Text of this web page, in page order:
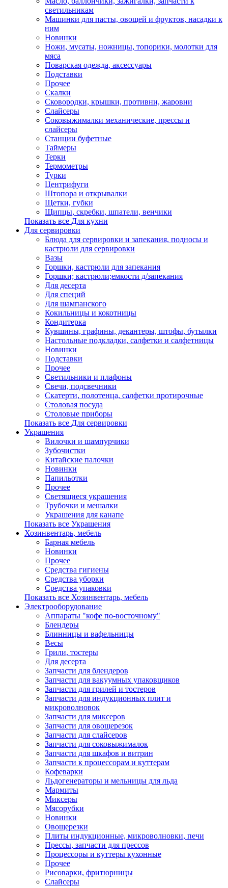
светильникам
Машинки для пасты, овощей и фруктов, насадки к
ним
Новинки
Ножи, мусаты, ножницы, топорики, молотки для
мяса
Поварская одежда, аксессуары
Подставки
Прочее
Скалки
Сковородки, крышки, противни, жаровни
Слайсеры
Соковыжималки механические, прессы и
слайсеры
Станции буфетные
Таймеры
Терки
Термометры
Турки
Центрифуги
Штопора и открывалки
Щетки, губки
Щипцы, скребки, шпатели, венчики
Показать все Для кухни
Для сервировки
Блюда для сервировки и запекания, подносы и
кастрюли для сервировки
Вазы
Горшки, кастрюли для запекания
Горшки; кастрюли;емкости д/запекания
Для десерта
Для специй
Для шампанского
Кокильницы и кокотницы
Кондитерка
Кувшины, графины, декантеры, штофы, бутылки
Настольные подкладки, салфетки и салфетницы
Новинки
Подставки
Прочее
Светильники и плафоны
Свечи, подсвечники
Скатерти, полотенца, салфетки протирочные
Столовая посуда
Столовые приборы
Показать все Для сервировки
Украшения
Вилочки и шампурчики
Зубочистки
Китайские палочки
Новинки
Папильотки
Прочее
Светящиеся украшения
Трубочки и мешалки
Украшения для канапе
Показать все Украшения
Хозинвентарь, мебель
Барная мебель
Новинки
Прочее
Средства гигиены
Средства уборки
Средства упаковки
Показать все Хозинвентарь, мебель
Электрооборудование
Аппараты "кофе по-восточному"
Блендеры
Блинницы и вафельницы
Весы
Грили, тостеры
Для десерта
Запчасти для блендеров
Запчасти для вакуумных упаковщиков
Запчасти для грилей и тостеров
Запчасти для индукционных плит и
микроволновок
Запчасти для миксеров
Запчасти для овощерезок
Запчасти для слайсеров
Запчасти для соковыжималок
Запчасти для шкафов и витрин
Запчасти к процессорам и куттерам
Кофеварки
Льдогенераторы и мельницы для льда
Мармиты
Миксеры
Мясорубки
Новинки
Овощерезки
Плиты индукционные, микроволновки, печи
Прессы, запчасти для прессов
Процессоры и куттеры кухонные
Прочее
Рисоварки, фритюрницы
Слайсеры